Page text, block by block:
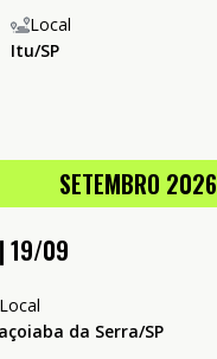
Local
Itu/SP
SETEMBRO 2026
| 19/09
da Serra/SP